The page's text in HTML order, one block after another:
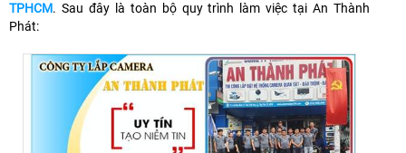
TPHCM. Sau đây là toàn bộ quy trình làm việc tại An Thành
Phát: